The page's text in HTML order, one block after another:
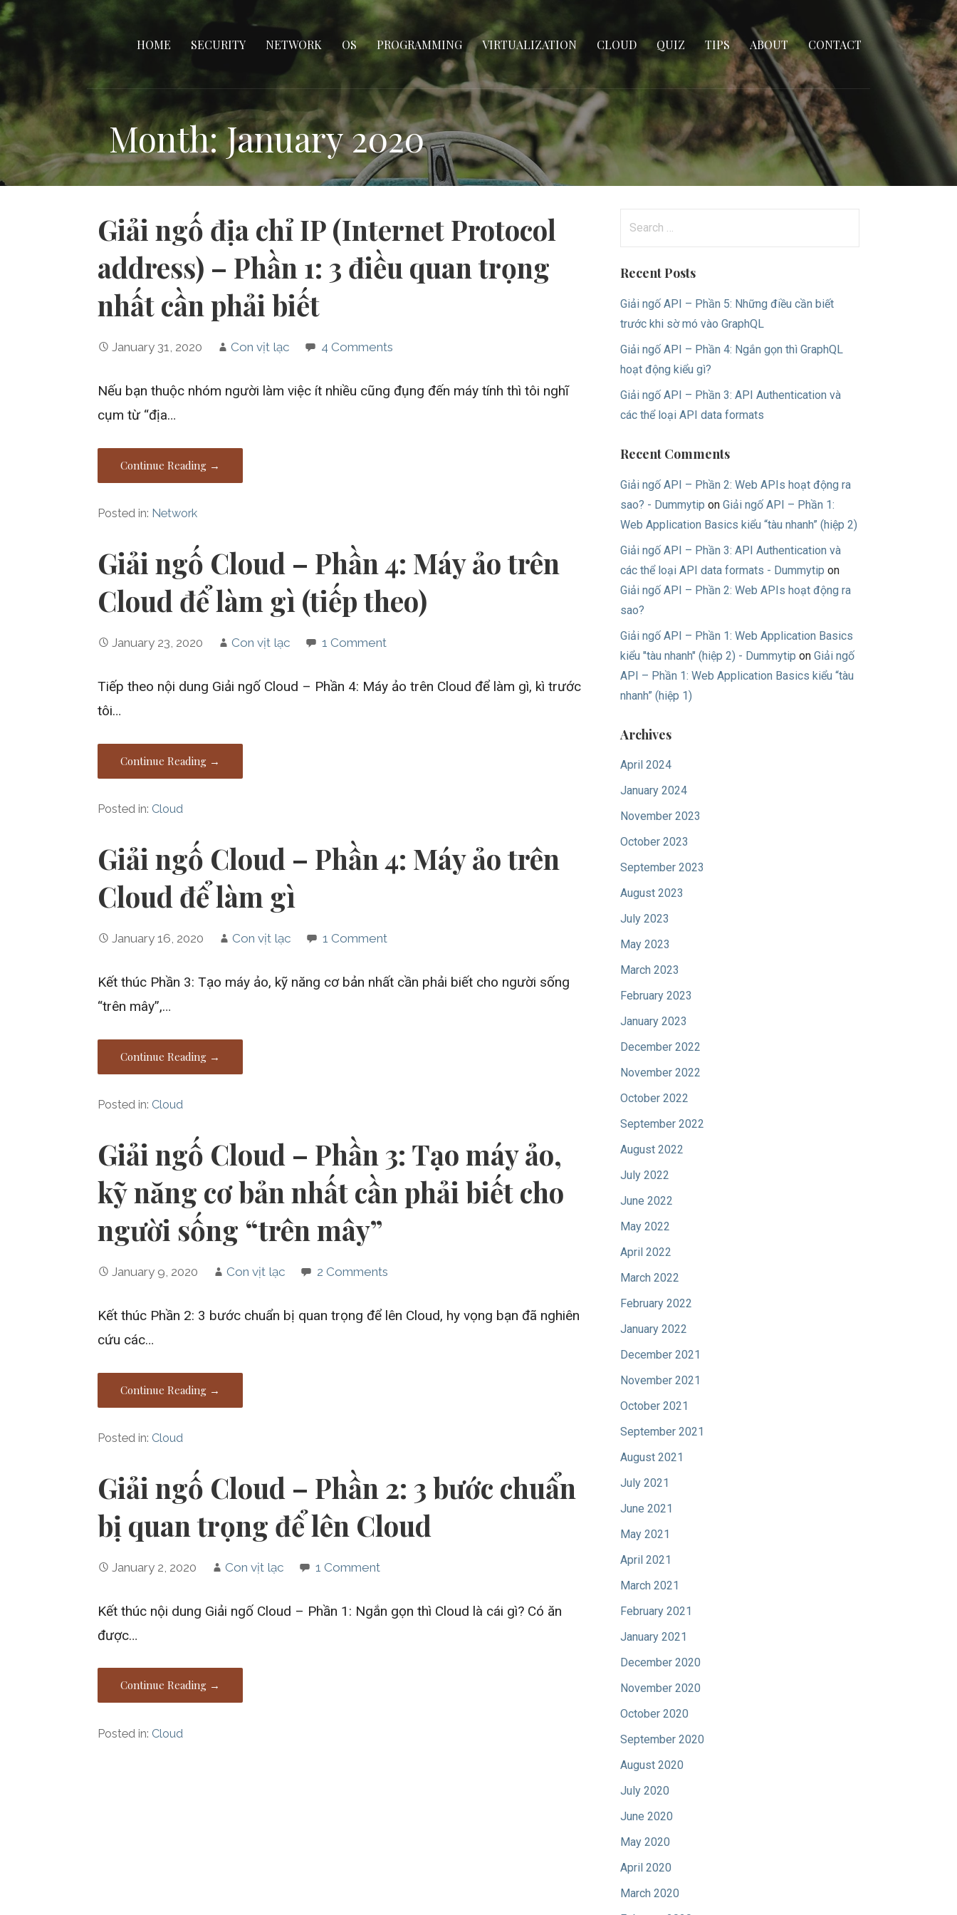
Skip
to
DUMMYTIP
HOME SECURITY NETWORK OS PROGRAMMING VIRTUALIZATION CLOUD QUIZ TIPS ABOUT CONTACT
Month: January 2020
Giải ngố địa chỉ IP (Internet Protocol
address) – Phần 1: 3 điều quan trọng
nhất cần phải biết
January 31, 2020 Con vịt lạc 4 Comments
Nếu bạn thuộc nhóm người làm việc ít nhiều cũng đụng đến máy tính thì tôi nghĩ
cụm từ “địa…
Continue Reading →
Posted in: Network
Giải ngố Cloud – Phần 4: Máy ảo trên
Cloud để làm gì (tiếp theo)
January 23, 2020 Con vịt lạc 1 Comment
Tiếp theo nội dung Giải ngố Cloud – Phần 4: Máy ảo trên Cloud để làm gì, kì trước
tôi…
Continue Reading →
Posted in: Cloud
Giải ngố Cloud – Phần 4: Máy ảo trên
Cloud để làm gì
January 16, 2020 Con vịt lạc 1 Comment
Kết thúc Phần 3: Tạo máy ảo, kỹ năng cơ bản nhất cần phải biết cho người sống
“trên mây”,…
Continue Reading →
Posted in: Cloud
Giải ngố Cloud – Phần 3: Tạo máy ảo,
kỹ năng cơ bản nhất cần phải biết cho
người sống “trên mây”
January 9, 2020 Con vịt lạc 2 Comments
Kết thúc Phần 2: 3 bước chuẩn bị quan trọng để lên Cloud, hy vọng bạn đã nghiên
cứu các…
Continue Reading →
Posted in: Cloud
Giải ngố Cloud – Phần 2: 3 bước chuẩn
bị quan trọng để lên Cloud
January 2, 2020 Con vịt lạc 1 Comment
Kết thúc nội dung Giải ngố Cloud – Phần 1: Ngắn gọn thì Cloud là cái gì? Có ăn
được…
Continue Reading →
Posted in: Cloud
Recent Posts
Giải ngố API – Phần 5: Những điều cần biết
trước khi sờ mó vào GraphQL
Giải ngố API – Phần 4: Ngắn gọn thì GraphQL
hoạt động kiểu gì?
Giải ngố API – Phần 3: API Authentication và
các thể loại API data formats
Recent Comments
Giải ngố API – Phần 2: Web APIs hoạt động ra
sao? - Dummytip on Giải ngố API – Phần 1:
Web Application Basics kiểu “tàu nhanh” (hiệp 2)
Giải ngố API – Phần 3: API Authentication và
các thể loại API data formats - Dummytip on
Giải ngố API – Phần 2: Web APIs hoạt động ra
sao?
Giải ngố API – Phần 1: Web Application Basics
kiểu "tàu nhanh" (hiệp 2) - Dummytip on Giải ngố
API – Phần 1: Web Application Basics kiểu “tàu
nhanh” (hiệp 1)
Archives
April 2024
January 2024
November 2023
October 2023
September 2023
August 2023
July 2023
May 2023
March 2023
February 2023
January 2023
December 2022
November 2022
October 2022
September 2022
August 2022
July 2022
June 2022
May 2022
April 2022
March 2022
February 2022
January 2022
December 2021
November 2021
October 2021
September 2021
August 2021
July 2021
June 2021
May 2021
April 2021
March 2021
February 2021
January 2021
December 2020
November 2020
October 2020
September 2020
August 2020
July 2020
June 2020
May 2020
April 2020
March 2020